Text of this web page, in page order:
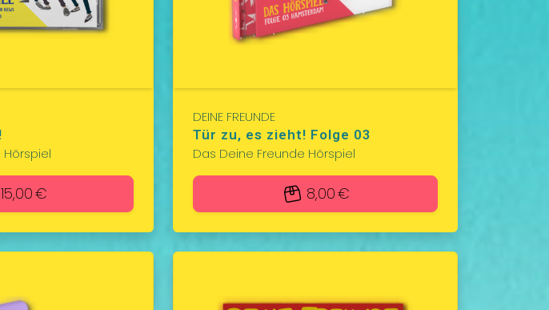
15,00 €
DEINE FREUNDE
Tür zu, es zieht! Folge 03
Das Deine Freunde Hörspiel
8,00 €